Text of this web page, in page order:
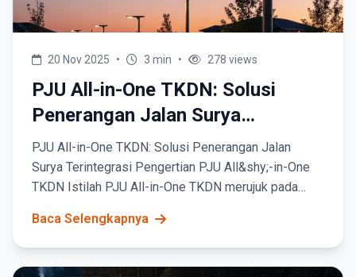
20 Nov 2025 • 3 min • 278 views
PJU All-in-One TKDN: Solusi
Penerangan Jalan Surya
Terintegrasi
PJU All-in-One TKDN: Solusi Penerangan Jalan
Surya Terintegrasi Pengertian PJU All&shy;-in-One
TKDN Istilah PJU All-in-One TKDN merujuk pada
tenaga surya...
Baca Selengkapnya